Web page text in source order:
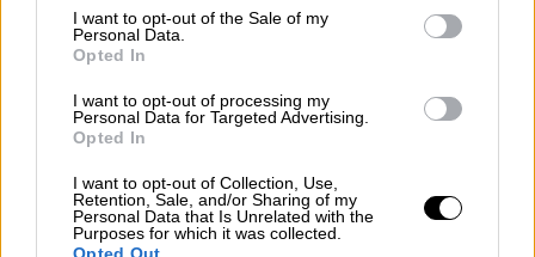
consent section.
I want to opt-out of the Sale of my
Personal Data.
Opted In
I want to opt-out of processing my
Personal Data for Targeted Advertising.
Opted In
I want to opt-out of Collection, Use,
Retention, Sale, and/or Sharing of my
Personal Data that Is Unrelated with the
Purposes for which it was collected.
πρόσφυγες από την Ύπατη Αρμοστεία -
Πώς μπορείτε να το προμηθευτείτε
Πολύ συχνά τα γλωσσικά εμπόδια δεν
επιτρέπουν σε πρόσφυγες και αιτούντες
άσυλο να επικοινωνήσουν ή να ζητήσουν
βοήθεια